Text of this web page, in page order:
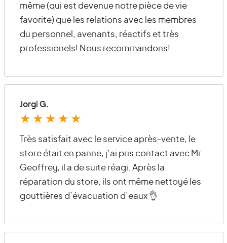
même (qui est devenue notre pièce de vie
favorite) que les relations avec les membres
du personnel, avenants, réactifs et très
professionels! Nous recommandons!
Jorgi G.
★ ★ ★ ★ ★
Très satisfait avec le service après-vente, le
store était en panne, j’ai pris contact avec Mr.
Geoffrey, il a de suite réagi. Après la
réparation du store, ils ont même nettoyé les
gouttières d’évacuation d’eaux 👌